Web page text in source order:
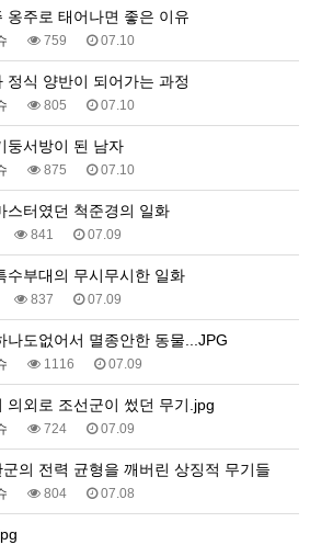
옹주로 태어나면 좋은 이유
759 07.10
정식 양반이 되어가는 과정
805 07.10
둥서방이 된 남자
875 07.10
스터였던 척준경의 일화
841 07.09
수부대의 무시무시한 일화
837 07.09
나도없어서 멸종안한 동물...JPG
1116 07.09
의외로 조선군이 썼던 무기.jpg
724 07.09
의 전력 균형을 깨버린 상징적 무기들
804 07.08